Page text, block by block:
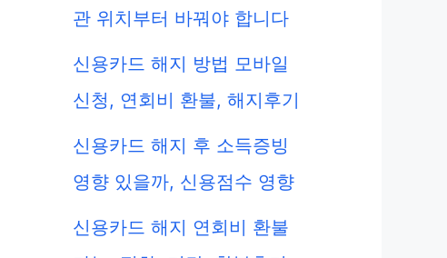
관 위치부터 바꿔야 합니다
신용카드 해지 방법 모바일
신청, 연회비 환불, 해지후기
신용카드 해지 후 소득증빙
영향 있을까, 신용점수 영향
신용카드 해지 연회비 환불